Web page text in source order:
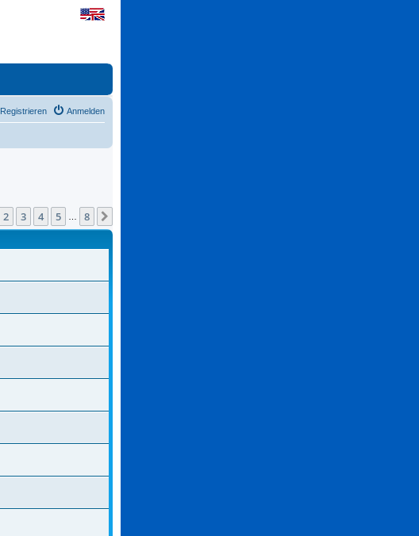
Anmelden
Registrieren
von8
2 3 4 5 8